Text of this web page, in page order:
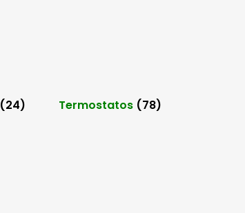
(24) Termostatos (78)